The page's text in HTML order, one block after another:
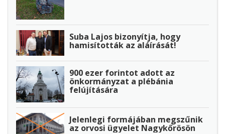
Suba Lajos bizonyítja, hogy
hamisították az aláírását!
900 ezer forintot adott az
önkormányzat a plébánia
felújítására
Jelenlegi formájában megszűnik
az orvosi ügyelet Nagykőrösön